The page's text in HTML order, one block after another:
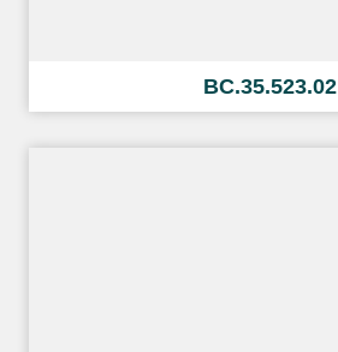
BC.35.523.02